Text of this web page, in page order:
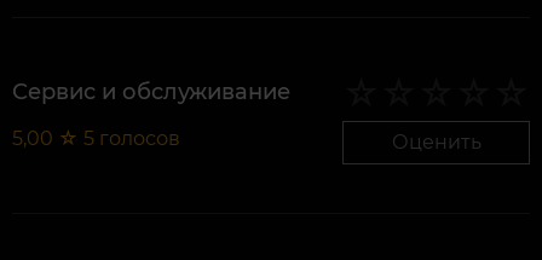
Сервис и обслуживание
5,00 ☆ 5 голосов Оценить